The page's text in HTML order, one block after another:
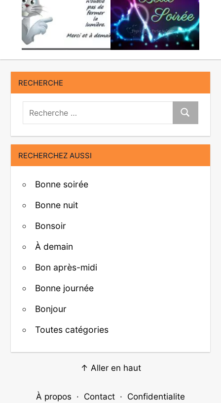
RECHERCHE
Recherche:
Recherche
RECHERCHEZ AUSSI
Bonne soirée
Bonne nuit
Bonsoir
À demain
Bon après-midi
Bonne journée
Bonjour
Toutes catégories
↑ Aller en haut
À propos · Contact · Confidentialite